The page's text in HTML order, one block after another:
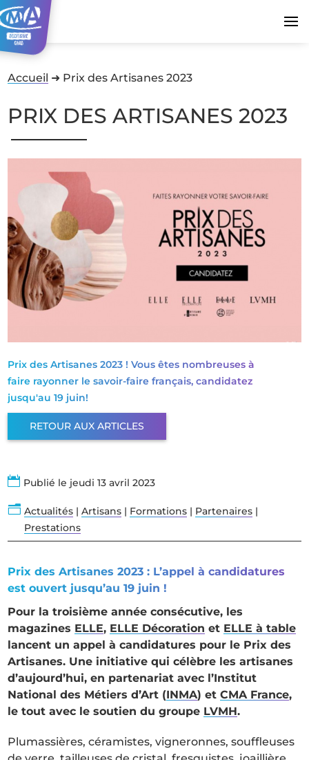
Accueil ➜ Prix des Artisanes 2023
PRIX DES ARTISANES 2023
Prix des Artisanes 2023 ! Vous êtes nombreuses à
faire rayonner le savoir-faire français, candidatez
jusqu'au 19 juin!
RETOUR AUX ARTICLES
 Publié le jeudi 13 avril 2023
n Actualités| Artisans| Formations| Partenaires|
Prestations
Prix des Artisanes 2023 : L’appel à candidatures
est ouvert jusqu’au 19 juin !
Pour la troisième année consécutive, les
magazines ELLE, ELLE Décoration et ELLE à table
lancent un appel à candidatures pour le Prix des
Artisanes. Une initiative qui célèbre les artisanes
d’aujourd’hui, en partenariat avec l’Institut
National des Métiers d’Art (INMA) etCMA France,
le tout avec le soutien du groupe LVMH.
Plumassières, céramistes, vigneronnes, souffleuses